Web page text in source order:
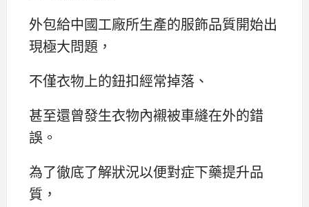
外包給中國工廠所生產的服飾品質開始出
現極大問題，
不僅衣物上的鈕扣經常掉落、
甚至還曾發生衣物內襯被車縫在外的錯
誤。
為了徹底了解狀況以便對症下藥提升品
質，